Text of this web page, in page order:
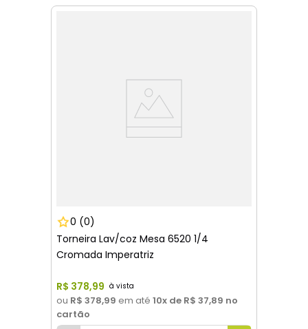
0 (0)
Torneira Lav/coz Mesa 6520 1/4
Cromada Imperatriz
R$ 378,99
ou R$ 378,99 em até 10x de R$ 37,89 no
cartão